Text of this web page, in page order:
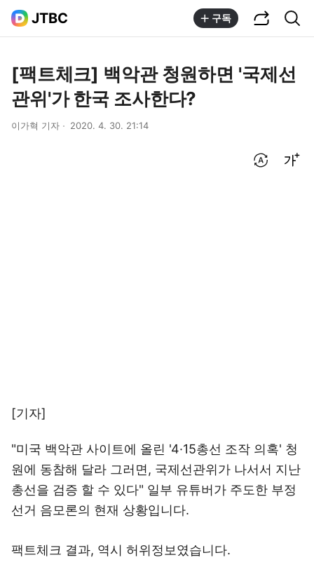
JTBC 구독
[팩트체크] 백악관 청원하면 '국제선
관위'가 한국 조사한다?
이가혁 기자 2020. 4. 30. 21:14
[기자]
"미국 백악관 사이트에 올린 '4·15총선 조작 의혹' 청
원에 동참해 달라 그러면, 국제선관위가 나서서 지난
총선을 검증 할 수 있다" 일부 유튜버가 주도한 부정
선거 음모론의 현재 상황입니다.
팩트체크 결과, 역시 허위정보였습니다.